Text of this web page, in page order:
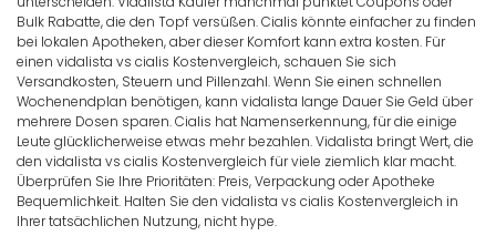
Bulk Rabatte, die den Topf versüßen. Cialis könnte einfacher zu finden
bei lokalen Apotheken, aber dieser Komfort kann extra kosten. Für
einen vidalista vs cialis Kostenvergleich, schauen Sie sich
Versandkosten, Steuern und Pillenzahl. Wenn Sie einen schnellen
Wochenendplan benötigen, kann vidalista lange Dauer Sie Geld über
mehrere Dosen sparen. Cialis hat Namenserkennung, für die einige
Leute glücklicherweise etwas mehr bezahlen. Vidalista bringt Wert, die
den vidalista vs cialis Kostenvergleich für viele ziemlich klar macht.
Überprüfen Sie Ihre Prioritäten: Preis, Verpackung oder Apotheke
Bequemlichkeit. Halten Sie den vidalista vs cialis Kostenvergleich in
Ihrer tatsächlichen Nutzung, nicht hype.